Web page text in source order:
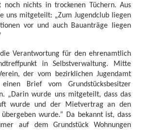
noch nichts in trockenen Tüchern. Aus
uns mitgeteilt: „Zum Jugendclub liegen
vor und auch Bauanträge liegen
Verantwortung für den ehrenamtlich
in Selbstverwaltung. Mitte
der vom bezirklichen Jugendamt
Brief vom Grundstücksbesitzer
„Darin wurde uns mitgeteilt, dass das
wurde und der Mietvertrag an den
wurde.” Da bekannt ist, dass
auf dem Grundstück Wohnungen